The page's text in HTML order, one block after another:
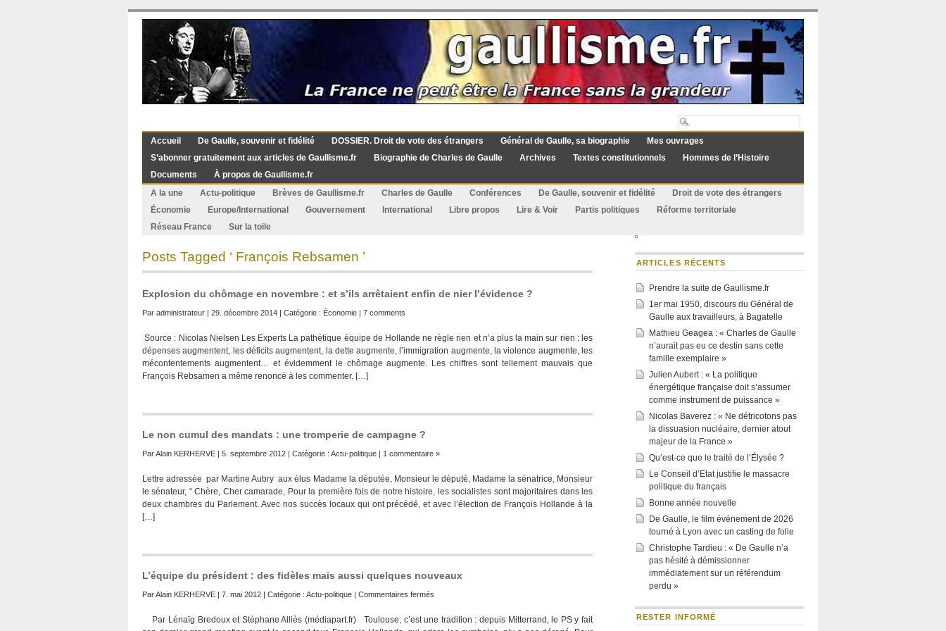
Accueil De Gaulle, souvenir et fidélité DOSSIER. Droit de vote des étrangers Général de Gaulle, sa biographie
Mes ouvrages
S’abonner gratuitement aux articles de Gaullisme.fr
Biographie de Charles de Gaulle Archives Textes constitutionnels
Hommes de l’Histoire
Documents
À propos de Gaullisme.fr
A la une
Actu-politique Brèves de Gaullisme.fr Charles de Gaulle Conférences De Gaulle, souvenir et fidélité
Droit de vote des étrangers
Économie
Europe/International Gouvernement International Libre propos Lire & Voir Partis politiques
Réforme territoriale
Réseau France
Sur la toile
Posts Tagged ‘ François Rebsamen ’
Explosion du chômage en novembre : et s’ils arrêtaient enfin de nier l’évidence ?
Par administrateur | 29. décembre 2014 | Catégorie : Économie | 7 comments
Source : Nicolas Nielsen Les Experts La pathétique équipe de Hollande ne règle rien et n’a plus la main sur rien : les
dépenses augmentent, les déficits augmentent, la dette augmente, l’immigration augmente, la violence augmente, les
mécontentements augmentent… et évidemment le chômage augmente. Les chiffres sont tellement mauvais que
François Rebsamen a même renoncé à les commenter. […]
Le non cumul des mandats : une tromperie de campagne ?
ParAlain KERHERVE | 5. septembre 2012 | Catégorie : Actu-politique | 1 commentaire »
Lettre adressée par Martine Aubry aux élus Madame la députée, Monsieur le député, Madame la sénatrice, Monsieur
le sénateur, “ Chère, Cher camarade, Pour la première fois de notre histoire, les socialistes sont majoritaires dans les
deux chambres du Parlement. Avec nos succès locaux qui ont précédé, et avec l’élection de François Hollande à la
[…]
L’équipe du président : des fidèles mais aussi quelques nouveaux
ParAlain KERHERVE | 7. mai 2012 | Catégorie : Actu-politique | Commentaires fermés
du
Par Lénaïg Bredoux et Stéphane Alliès (médiapart.fr) Toulouse, c’est une tradition : depuis Mitterrand, le PS y fait
ARTICLES RÉCENTS
Prendre la suite de Gaullisme.fr
1er mai 1950, discours du Général de
Gaulle aux travailleurs, à Bagatelle
Mathieu Geagea : « Charles de Gaulle
n’aurait pas eu ce destin sans cette
famille exemplaire »
Julien Aubert : « La politique
énergétique française doit s’assumer
comme instrument de puissance »
Nicolas Baverez : « Ne détricotons pas
la dissuasion nucléaire, dernier atout
majeur de la France »
Qu’est-ce que le traité de l’Élysée ?
Le Conseil d’Etat justifie le massacre
politique du français
Bonne année nouvelle
De Gaulle, le film événement de 2026
tourné à Lyon avec un casting de folie
Christophe Tardieu : « De Gaulle n’a
pas hésité à démissionner
immédiatement sur un référendum
perdu »
RESTER INFORMÉ